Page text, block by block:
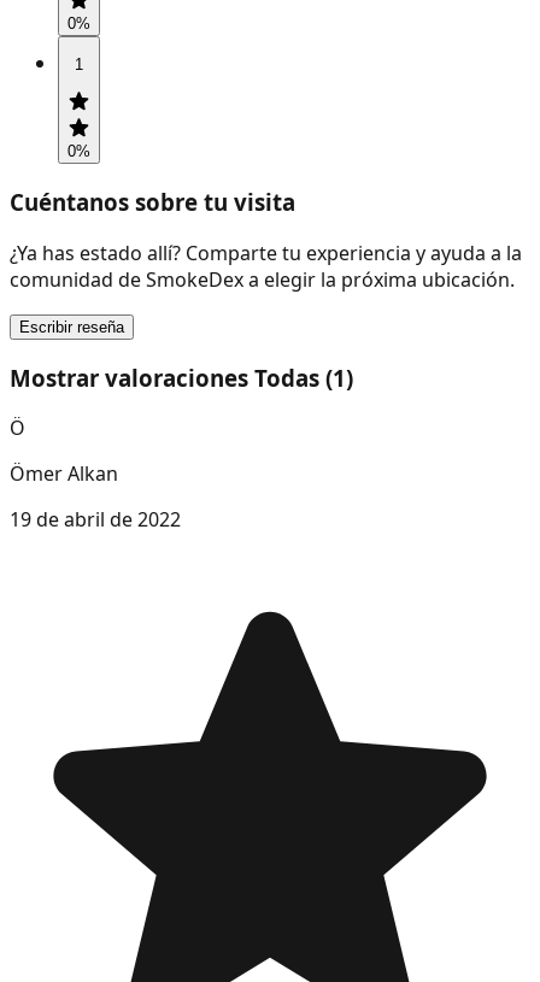
0%
1
0%
Cuéntanos sobre tu visita
¿Ya has estado allí? Comparte tu experiencia y ayuda a la
comunidad de SmokeDex a elegir la próxima ubicación.
Escribir reseña
Mostrar valoraciones Todas (1)
Ö
Ömer Alkan
19 de abril de 2022